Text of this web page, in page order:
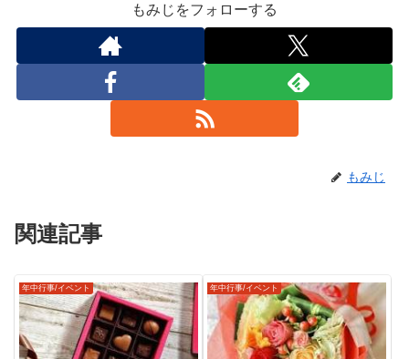
もみじをフォローする
もみじ
関連記事
年中行事/イベント 年中行事/イベント